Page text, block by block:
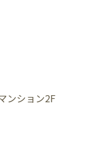
ンション2F